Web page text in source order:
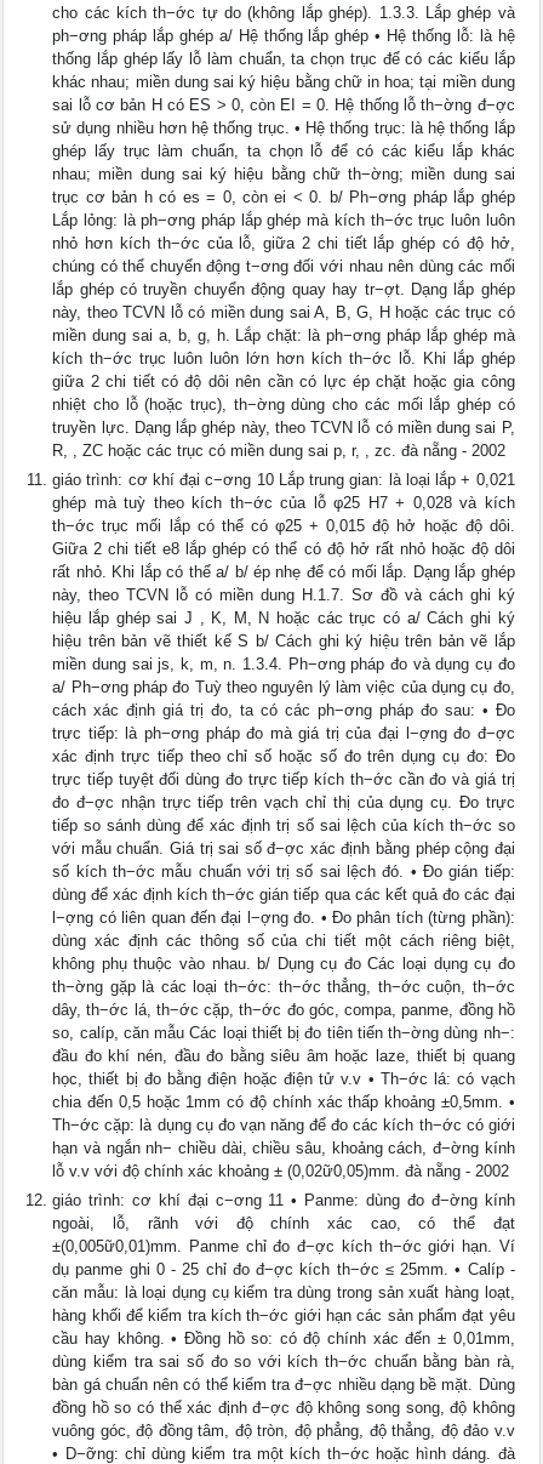
cho các kích th−ớc tự do (không lắp ghép). 1.3.3. Lắp ghép và
ph−ơng pháp lắp ghép a/ Hệ thống lắp ghép • Hệ thống lỗ: là hệ
thống lắp ghép lấy lỗ làm chuẩn, ta chọn trục để có các kiểu lắp
khác nhau; miền dung sai ký hiệu bằng chữ in hoa; tại miền dung
sai lỗ cơ bản H có ES > 0, còn EI = 0. Hệ thống lỗ th−ờng đ−ợc
sử dụng nhiều hơn hệ thống trục. • Hệ thống trục: là hệ thống lắp
ghép lấy trục làm chuẩn, ta chọn lỗ để có các kiểu lắp khác
nhau; miền dung sai ký hiệu bằng chữ th−ờng; miền dung sai
trục cơ bản h có es = 0, còn ei < 0. b/ Ph−ơng pháp lắp ghép
Lắp lỏng: là ph−ơng pháp lắp ghép mà kích th−ớc trục luôn luôn
nhỏ hơn kích th−ớc của lỗ, giữa 2 chi tiết lắp ghép có độ hở,
chúng có thể chuyển động t−ơng đối với nhau nên dùng các mối
lắp ghép có truyền chuyển động quay hay tr−ợt. Dạng lắp ghép
này, theo TCVN lỗ có miền dung sai A, B, G, H hoặc các trục có
miền dung sai a, b, g, h. Lắp chặt: là ph−ơng pháp lắp ghép mà
kích th−ớc trục luôn luôn lớn hơn kích th−ớc lỗ. Khi lắp ghép
giữa 2 chi tiết có độ dôi nên cần có lực ép chặt hoặc gia công
nhiệt cho lỗ (hoặc trục), th−ờng dùng cho các mối lắp ghép có
truyền lực. Dạng lắp ghép này, theo TCVN lỗ có miền dung sai P,
R, , ZC hoặc các trục có miền dung sai p, r, , zc. đà nẵng - 2002
giáo trình: cơ khí đại c−ơng 10 Lắp trung gian: là loại lắp + 0,021
ghép mà tuỳ theo kích th−ớc của lỗ φ25 H7 + 0,028 và kích
th−ớc trục mối lắp có thể có φ25 + 0,015 độ hở hoặc độ dôi.
Giữa 2 chi tiết e8 lắp ghép có thể có độ hở rất nhỏ hoặc độ dôi
rất nhỏ. Khi lắp có thể a/ b/ ép nhẹ để có mối lắp. Dạng lắp ghép
này, theo TCVN lỗ có miền dung H.1.7. Sơ đồ và cách ghi ký
hiệu lắp ghép sai J , K, M, N hoặc các trục có a/ Cách ghi ký
hiệu trên bản vẽ thiết kế S b/ Cách ghi ký hiệu trên bản vẽ lắp
miền dung sai js, k, m, n. 1.3.4. Ph−ơng pháp đo và dụng cụ đo
a/ Ph−ơng pháp đo Tuỳ theo nguyên lý làm việc của dụng cụ đo,
cách xác định giá trị đo, ta có các ph−ơng pháp đo sau: • Đo
trực tiếp: là ph−ơng pháp đo mà giá trị của đại l−ợng đo đ−ợc
xác định trực tiếp theo chỉ số hoặc số đo trên dụng cụ đo: Đo
trực tiếp tuyệt đối dùng đo trực tiếp kích th−ớc cần đo và giá trị
đo đ−ợc nhận trực tiếp trên vạch chỉ thị của dụng cụ. Đo trực
tiếp so sánh dùng để xác định trị số sai lệch của kích th−ớc so
với mẫu chuẩn. Giá trị sai số đ−ợc xác định bằng phép cộng đại
số kích th−ớc mẫu chuẩn với trị số sai lệch đó. • Đo gián tiếp:
dùng để xác định kích th−ớc gián tiếp qua các kết quả đo các đại
l−ợng có liên quan đến đại l−ợng đo. • Đo phân tích (từng phần):
dùng xác định các thông số của chi tiết một cách riêng biệt,
không phụ thuộc vào nhau. b/ Dụng cụ đo Các loại dụng cụ đo
th−ờng gặp là các loại th−ớc: th−ớc thẳng, th−ớc cuộn, th−ớc
dây, th−ớc lá, th−ớc cặp, th−ớc đo góc, compa, panme, đồng hồ
so, calíp, căn mẫu Các loại thiết bị đo tiên tiến th−ờng dùng nh−:
đầu đo khí nén, đầu đo bằng siêu âm hoặc laze, thiết bị quang
học, thiết bị đo bằng điện hoặc điện tử v.v • Th−ớc lá: có vạch
chia đến 0,5 hoặc 1mm có độ chính xác thấp khoảng ±0,5mm. •
Th−ớc cặp: là dụng cụ đo vạn năng để đo các kích th−ớc có giới
hạn và ngắn nh− chiều dài, chiều sâu, khoảng cách, đ−ờng kính
lỗ v.v với độ chính xác khoảng ± (0,02ữ0,05)mm. đà nẵng - 2002
giáo trình: cơ khí đại c−ơng 11 • Panme: dùng đo đ−ờng kính
ngoài, lỗ, rãnh với độ chính xác cao, có thể đạt
±(0,005ữ0,01)mm. Panme chỉ đo đ−ợc kích th−ớc giới hạn. Ví
dụ panme ghi 0 - 25 chỉ đo đ−ợc kích th−ớc ≤ 25mm. • Calíp -
căn mẫu: là loại dụng cụ kiểm tra dùng trong sản xuất hàng loạt,
hàng khối để kiểm tra kích th−ớc giới hạn các sản phẩm đạt yêu
cầu hay không. • Đồng hồ so: có độ chính xác đến ± 0,01mm,
dùng kiểm tra sai số đo so với kích th−ớc chuẩn bằng bàn rà,
bàn gá chuẩn nên có thể kiểm tra đ−ợc nhiều dạng bề mặt. Dùng
đồng hồ so có thể xác định đ−ợc độ không song song, độ không
vuông góc, độ đồng tâm, độ tròn, độ phẳng, độ thẳng, độ đảo v.v
• D−ỡng: chỉ dùng kiểm tra một kích th−ớc hoặc hình dáng. đà